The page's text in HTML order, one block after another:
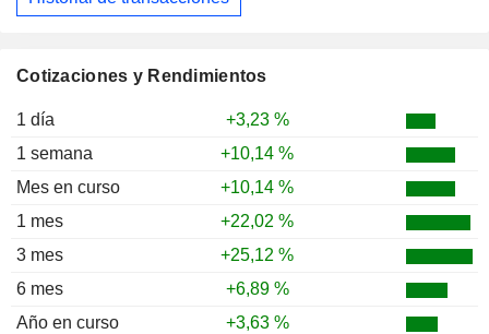
Cotizaciones y Rendimientos
1 día
+3,23 %
1 semana
+10,14 %
Mes en curso
+10,14 %
1 mes
+22,02 %
3 mes
+25,12 %
6 mes
+6,89 %
Año en curso
+3,63 %